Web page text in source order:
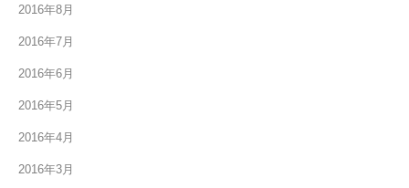
2016年8月
2016年7月
2016年6月
2016年5月
2016年4月
2016年3月